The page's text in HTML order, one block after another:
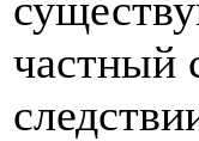
частный